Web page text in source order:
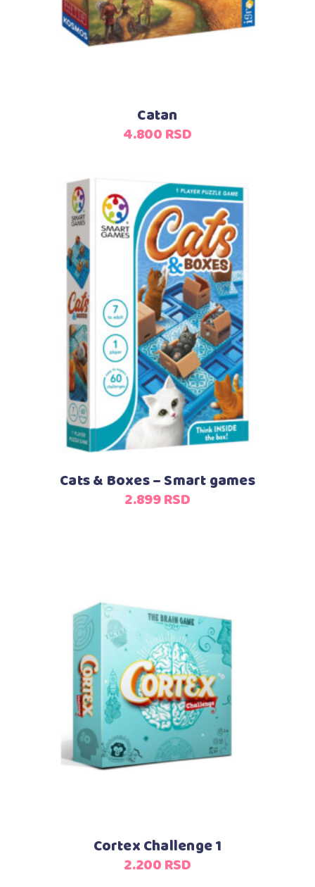
Catan
4.800RSD
Dodaj u korpu
Cats & Boxes – Smart games
2.899RSD
Dodaj u korpu
Cortex Challenge 1
2.200RSD